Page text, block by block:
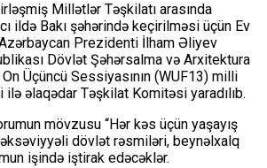
Millətlər Təşkilatı arasında
ildə Bakı şəhərində keçirilməsi üçün Ev
Prezidenti İlham Əliyev
Dövlət Şəhərsalma və Arxitektura
Üçüncü Sessiyasının (WUF13) milli
əlaqədar Təşkilat Komitəsi yaradılıb.
mövzusu “Hər kəs üçün yaşayış
dövlət rəsmiləri, beynəlxalq
işində iştirak edəcəklər.